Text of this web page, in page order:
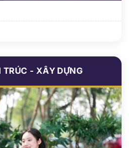
TRÚC - XÂY DỰNG